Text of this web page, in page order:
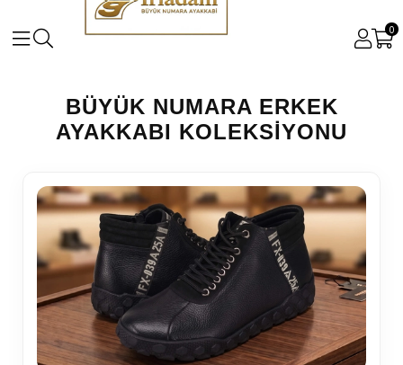
0
BÜYÜK NUMARA ERKEK
AYAKKABI KOLEKSIYONU